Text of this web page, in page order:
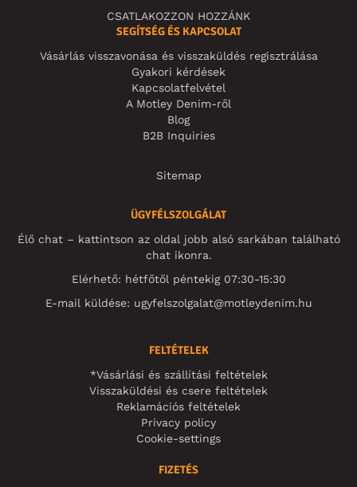
CSATLAKOZZON HOZZÁNK
SEGÍTSÉG ÉS KAPCSOLAT
Vásárlás visszavonása és visszaküldés regisztrálása
Gyakori kérdések
Kapcsolatfelvétel
A Motley Denim-ről
Blog
B2B Inquiries
Sitemap
ÜGYFÉLSZOLGÁLAT
Élő chat – kattintson az oldal jobb alsó sarkában található
chat ikonra.
Elérhető: hétfőtől péntekig 07:30-15:30
E-mail küldése: ugyfelszolgalat@motleydenim.hu
FELTÉTELEK
*Vásárlási és szállítási feltételek
Visszaküldési és csere feltételek
Reklamációs feltételek
Privacy policy
Cookie-settings
FIZETÉS